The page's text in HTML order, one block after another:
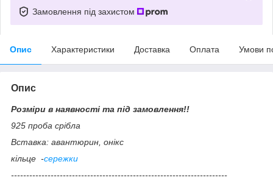
Замовлення під захистом
Опис Характеристики Доставка Оплата Умови
Опис
Розміри в наявності та під замовлення!!
925 проба срібла
Вставка: авантюрин, онікс
кільце -сережки
-----------------------------------------------------------------------